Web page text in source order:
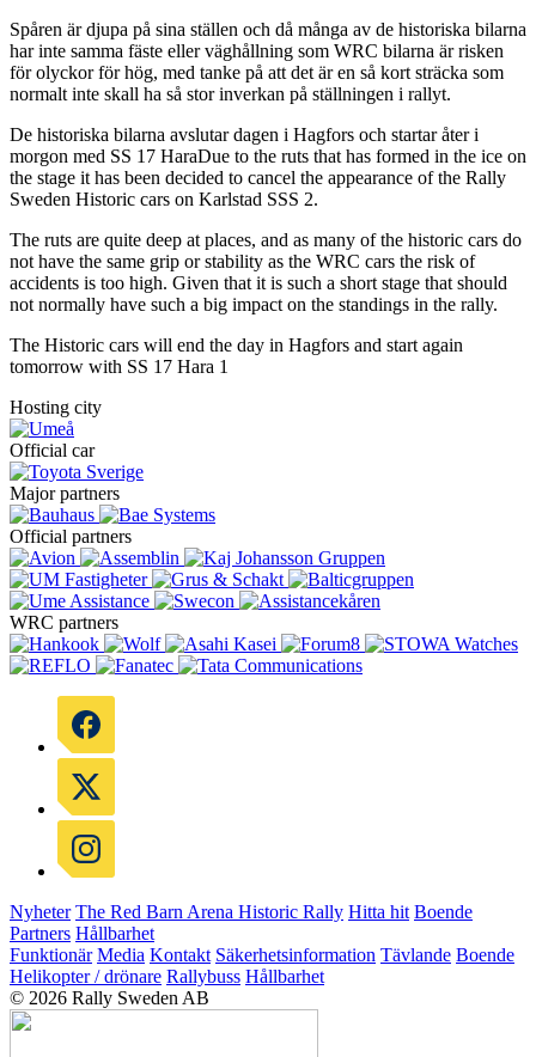
Spåren är djupa på sina ställen och då många av de historiska bilarna
har inte samma fäste eller väghållning som WRC bilarna är risken
för olyckor för hög, med tanke på att det är en så kort sträcka som
normalt inte skall ha så stor inverkan på ställningen i rallyt.
De historiska bilarna avslutar dagen i Hagfors och startar åter i
morgon med SS 17 HaraDue to the ruts that has formed in the ice on
the stage it has been decided to cancel the appearance of the Rally
Sweden Historic cars on Karlstad SSS 2.
The ruts are quite deep at places, and as many of the historic cars do
not have the same grip or stability as the WRC cars the risk of
accidents is too high. Given that it is such a short stage that should
not normally have such a big impact on the standings in the rally.
The Historic cars will end the day in Hagfors and start again
tomorrow with SS 17 Hara 1
Hosting city
Official car
Major partners
Official partners
WRC partners
Nyheter The Red Barn Arena Historic Rally Hitta hit Boende
Partners Hållbarhet
Funktionär Media Kontakt Säkerhetsinformation Tävlande Boende
Helikopter / drönare Rallybuss Hållbarhet
© 2026 Rally Sweden AB